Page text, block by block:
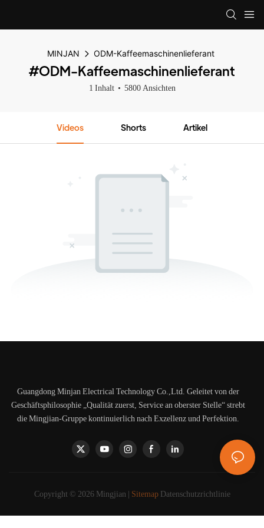
MINJAN ODM-Kaffeemaschinenlieferant
#ODM-Kaffeemaschinenlieferant
1 Inhalt 5800 Ansichten
Videos Shorts Artikel
Guangdong Minjan Electrical Technology Co.,Ltd. Geleitet von der
Geschäftsphilosophie „Qualität zuerst, Service an oberster Stelle“ strebt
die Mingjian-Gruppe kontinuierlich nach Exzellenz und Perfektion.
Copyright © 2026 Mingjian | Sitemap Datenschutzrichtlinie